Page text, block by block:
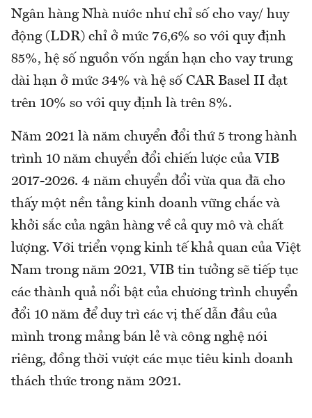
Ngân hàng Nhà nước như chỉ số cho vay/ huy
động (LDR) chỉ ở mức 76,6% so với quy định
85%, hệ số nguồn vốn ngắn hạn cho vay trung
dài hạn ở mức 34% và hệ số CAR Basel II đạt
trên 10% so với quy định là trên 8%.
Năm 2021 là năm chuyển đổi thứ 5 trong hành
trình 10 năm chuyển đổi chiến lược của VIB
2017-2026. 4 năm chuyển đổi vừa qua đã cho
thấy một nền tảng kinh doanh vững chắc và
khởi sắc của ngân hàng về cả quy mô và chất
lượng. Với triển vọng kinh tế khả quan của Việt
Nam trong năm 2021, VIB tin tưởng sẽ tiếp tục
các thành quả nổi bật của chương trình chuyển
đổi 10 năm để duy trì các vị thế dẫn đầu của
mình trong mảng bán lẻ và công nghệ nói
riêng, đồng thời vượt các mục tiêu kinh doanh
thách thức trong năm 2021.